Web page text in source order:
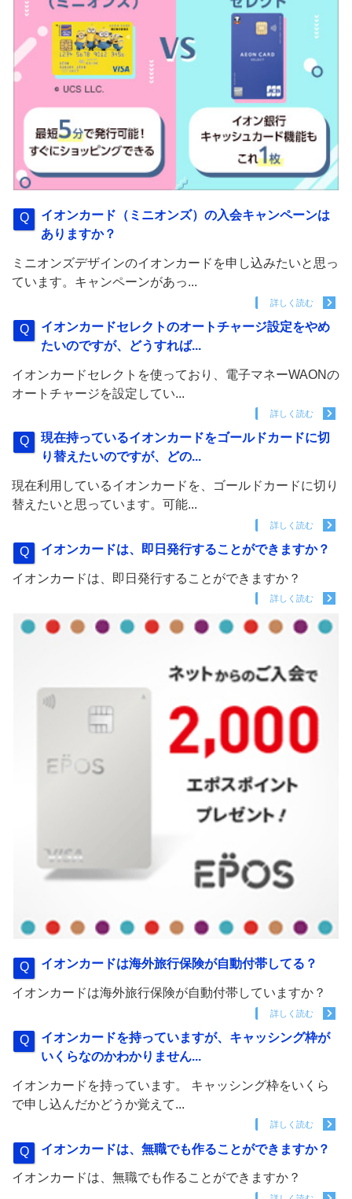
イオンカード（ミニオンズ）の入会キャンペーンは
ありますか？
ミニオンズデザインのイオンカードを申し込みたいと思っ
ています。キャンペーンがあっ...
詳しく読む
イオンカードセレクトのオートチャージ設定をやめ
たいのですが、どうすれば...
イオンカードセレクトを使っており、電子マネーWAONの
オートチャージを設定してい...
詳しく読む
現在持っているイオンカードをゴールドカードに切
り替えたいのですが、どの...
現在利用しているイオンカードを、ゴールドカードに切り
替えたいと思っています。可能...
詳しく読む
イオンカードは、即日発行することができますか？
イオンカードは、即日発行することができますか？
詳しく読む
イオンカードは海外旅行保険が自動付帯してる？
イオンカードは海外旅行保険が自動付帯していますか？
詳しく読む
イオンカードを持っていますが、キャッシング枠が
いくらなのかわかりません...
イオンカードを持っています。 キャッシング枠をいくら
で申し込んだかどうか覚えて...
詳しく読む
イオンカードは、無職でも作ることができますか？
イオンカードは、無職でも作ることができますか？